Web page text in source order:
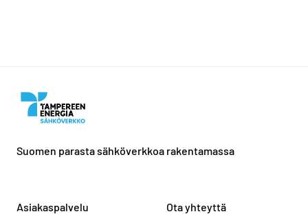
Suomen parasta sähköverkkoa rakentamassa
Asiakaspalvelu Ota yhteyttä